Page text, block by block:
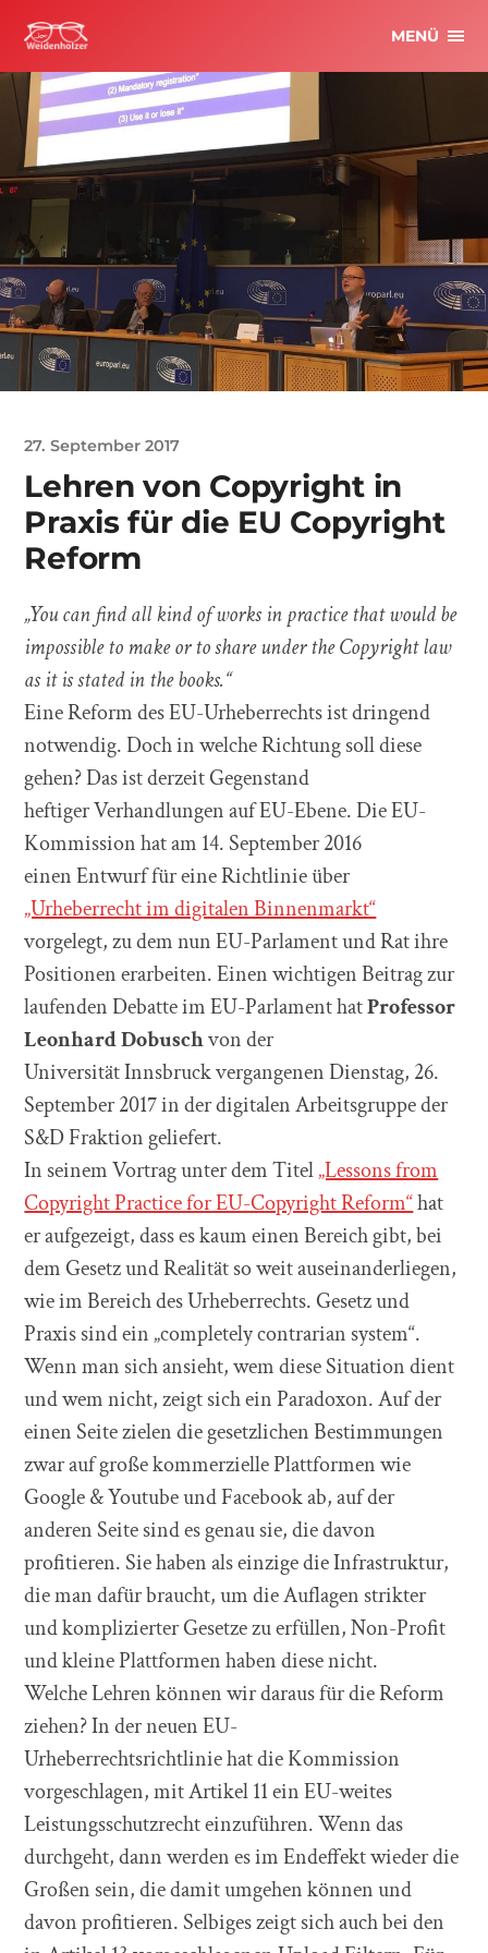
MENÜ
27. September 2017
Lehren von Copyright in
Praxis für die EU Copyright
Reform
„You can find all kind of works in practice that would be
impossible to make or to share under the Copyright law
as it is stated in the books.“
Eine Reform des EU-Urheberrechts ist dringend
notwendig. Doch in welche Richtung soll diese
gehen? Das ist derzeit Gegenstand
heftiger Verhandlungen auf EU-Ebene. Die EU-
Kommission hat am 14. September 2016
einen Entwurf für eine Richtlinie über
„Urheberrecht im digitalen Binnenmarkt“
vorgelegt, zu dem nun EU-Parlament und Rat ihre
Positionen erarbeiten. Einen wichtigen Beitrag zur
laufenden Debatte im EU-Parlament hatProfessor
Leonhard Dobuschvon der
Universität Innsbruck vergangenen Dienstag, 26.
September 2017 in der digitalen Arbeitsgruppe der
S&D Fraktion geliefert.
In seinem Vortrag unter dem Titel„Lessons from
Copyright Practice for EU-Copyright Reform“hat
er aufgezeigt, dass es kaum einen Bereich gibt, bei
dem Gesetz und Realität so weit auseinanderliegen,
wie im Bereich des Urheberrechts. Gesetz und
Praxis sind ein „completely contrarian system“.
Wenn man sich ansieht, wem diese Situation dient
und wem nicht, zeigt sich ein Paradoxon. Auf der
einen Seite zielen die gesetzlichen Bestimmungen
zwar auf große kommerzielle Plattformen wie
Google & Youtube und Facebook ab, auf der
anderen Seite sind es genau sie, die davon
profitieren. Sie haben als einzige die Infrastruktur,
die man dafür braucht, um die Auflagen strikter
und komplizierter Gesetze zu erfüllen, Non-Profit
und kleine Plattformen haben diese nicht.
Welche Lehren können wir daraus für die Reform
ziehen? In der neuen EU-
Urheberrechtsrichtlinie hat die Kommission
vorgeschlagen, mit Artikel 11 ein EU-weites
Leistungsschutzrecht einzuführen. Wenn das
durchgeht, dann werden es im Endeffekt wieder die
Großen sein, die damit umgehen können und
davon profitieren. Selbiges zeigt sich auch bei den